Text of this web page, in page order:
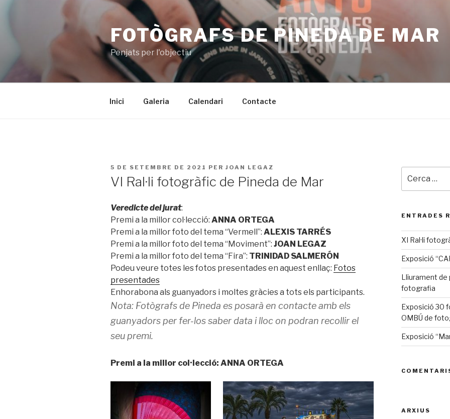
FOTÒGRAFS DE PINEDA DE MAR
Penjats per l'objectiu
Inici Galeria Calendari Contacte
PUBLICAT
5 DE SETEMBRE DE 2021 PER JOAN LEGAZ
VI Ral·li fotogràfic de Pineda de Mar
Veredicte del jurat:
Premi a la millor col·lecció: ANNA ORTEGA
Premi a la millor foto del tema “Vermell”: ALEXIS TARRÉS
Premi a la millor foto del tema “Moviment”: JOAN LEGAZ
Premi a la millor foto del tema “Fira”: TRINIDAD SALMERÓN
Podeu veure totes les fotos presentades en aquest enllaç: Fotos
presentades
Enhorabona als guanyadors i moltes gràcies a tots els participants.
Nota: Fotògrafs de Pineda es posarà en contacte amb els
guanyadors per fer-los saber data i lloc on podran recollir el
seu premi.
Premi a la millor col·lecció: ANNA ORTEGA
ENTRADES
XI Ral·li
Exposició
Lliurament de
fotografia
Exposició 30
OMBÚ de
Exposició
ARXIUS